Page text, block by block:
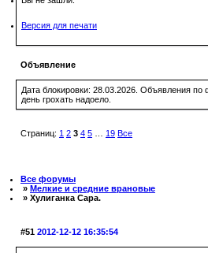
Версия для печати
Объявление
Дата блокировки: 28.03.2026. Объявления
день грохать надоело.
Страниц: 1 2 3 4 5 … 19 Все
Все форумы
» Мелкие и средние врановые
» Хулиганка Сара.
#51 2012-12-12 16:35:54